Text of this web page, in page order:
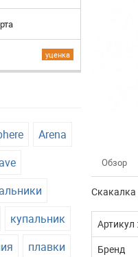
уценка
Arena
купальник
плавки
Обзор
Артикул :
Бренд